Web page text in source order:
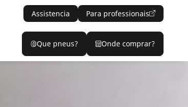
Assistencia Para professionais
Que pneus? Onde comprar?